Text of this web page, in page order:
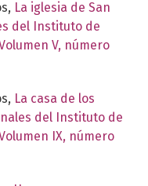
La iglesia de San
del Instituto de
V, número
La casa de los
del Instituto de
IX, número